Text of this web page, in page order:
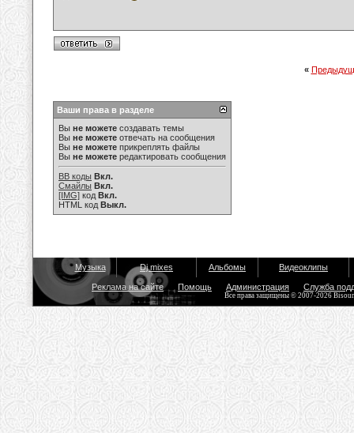
«
Ваши права в разделе
Вы не можете создавать темы
Вы не можете отвечать на сообщения
Вы не можете прикреплять файлы
Вы не можете редактировать сообщения
BB коды Вкл.
Смайлы Вкл.
[IMG] код Вкл.
HTML код Выкл.
Музыка Dj mixes Альбомы Видеоклипы
Реклама на сайте Помощь Администрация Служба
Все права защищены © 2007-2026